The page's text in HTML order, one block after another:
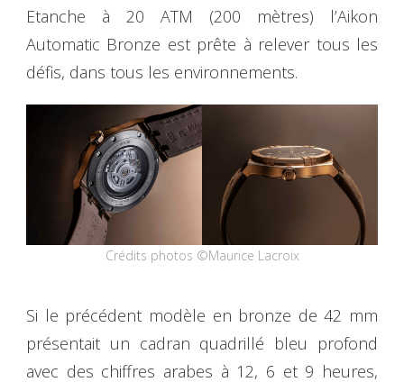
Etanche à 20 ATM (200 mètres) l’Aikon
Automatic Bronze est prête à relever tous les
défis, dans tous les environnements.
Crédits photos ©Maurice Lacroix
Si le précédent modèle en bronze de 42 mm
présentait un cadran quadrillé bleu profond
avec des chiffres arabes à 12, 6 et 9 heures,